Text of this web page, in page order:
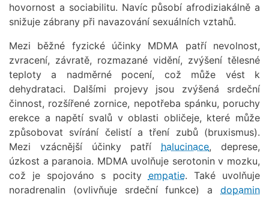
hovornost a sociabilitu. Navíc působí afrodiziakálně a
snižuje zábrany při navazování sexuálních vztahů.
Mezi běžné fyzické účinky MDMA patří nevolnost,
zvracení, závratě, rozmazané vidění, zvýšení tělesné
teploty a nadměrné pocení, což může vést k
dehydrataci. Dalšími projevy jsou zvýšená srdeční
činnost, rozšířené zornice, nepotřeba spánku, poruchy
erekce a napětí svalů v oblasti obličeje, které může
způsobovat svírání čelistí a tření zubů (bruxismus).
Mezi vzácnější účinky patří halucinace, deprese,
úzkost a paranoia. MDMA uvolňuje serotonin v mozku,
což je spojováno s pocity empatie. Také uvolňuje
noradrenalin (ovlivňuje srdeční funkce) a dopamin